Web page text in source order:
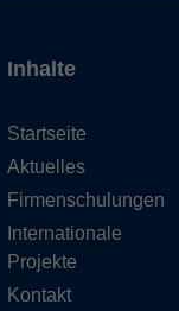
Inhalte
Startseite
Aktuelles
Firmenschulungen
Internationale
Projekte
Kontakt